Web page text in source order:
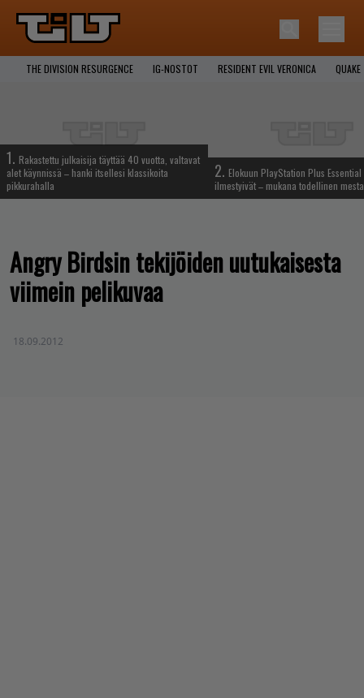
THE DIVISION RESURGENCE IG-NOSTOT RESIDENT EVIL VERONICA QUAKE
1. Rakastettu julkaisija täyttää 40 vuotta, valtavat
alet käynnissä – hanki itsellesi klassikoita
pikkurahalla
2. Elokuun PlayStation Plus
ilmestyivät – mukana todellinen
Angry Birdsin tekijöiden uutukaisesta
viimein pelikuvaa
18.09.2012